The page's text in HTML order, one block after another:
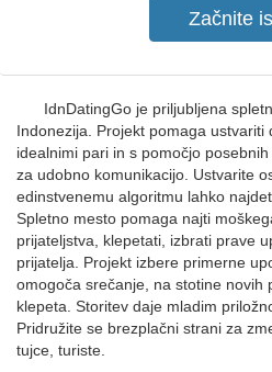
IdnDatingGo je priljubljena
Indonezija. Projekt pomaga
idealnimi pari in s pomočjo
za udobno komunikacijo. Ustvarite
edinstvenemu algoritmu lahko
Spletno mesto pomaga najti
prijateljstva, klepetati, izbrati prave
prijatelja. Projekt izbere primerne
omogoča srečanje, na stotine novih
klepeta. Storitev daje mladim
Pridružite se brezplačni strani za
tujce, turiste.